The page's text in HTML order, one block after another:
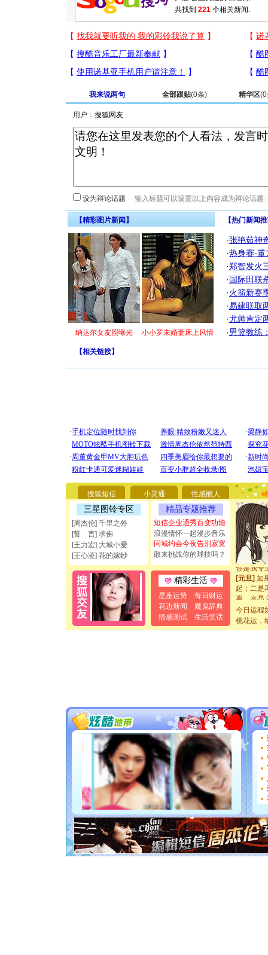
共找到 221 个相关新闻.
我来说两句 全部跟贴(0条) 精华区(0
用户：
设为辩论话题
【精彩图片新闻】
纳达尔女友照曝光 小小罗未婚妻床上风情
【热门新闻
·张艳茹神
·热身赛-董
·郑智发火
·国际田联
·火箭新赛
·易建联取
·尤帅肯定
·男篮教练
【相关链接】
搜狐短信 小灵通 性感丽人
三星图铃专区
[周杰伦] 千里之外
[誓 言] 求佛
[王力宏] 大城小爱
[王心凌] 花的嫁纱
精品专题推荐
短信企业通秀百变功能
浪漫情怀一起漫步音乐
同城约会今夜告别寂寞
敢来挑战你的球技吗？
精彩生活
星座运势
每日财运
花边新闻
魔鬼辞典
情感测试
生活笑话
[圣诞节]
你太多
要平安！
[圣诞节]
能正大光
都要快乐
[圣诞节]
如意,快
[元旦]看
断电。爱
你是我专
[元旦] 如
起；二是
离。水晶
[元旦]当
泣，这痛
卖了。水
你太多，
要平安！
[圣诞节]
能正大
都要快乐
[圣诞节]
如意,快
[元旦]
看
断电。
你是我
[元旦]
起；二是
离。水晶
[元旦]当
泣，这痛
今日运程
桃花运，